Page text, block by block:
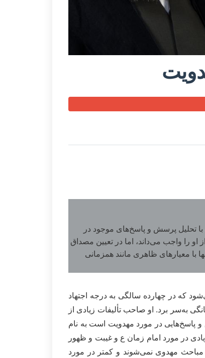
تحلیل پرسش و پاسخ‌های موجود در
را واجب می‌داند، اما در تعیین مصداق
با معیارهای ظاهری مانند همزمانی
که در چهارده سالگی به درجه اجتهاد
به‌سر برد. او صاحب تألیفات زیادی از
پاسخ‌هایی در مورد مهدویت است به نام
در مورد امام زمان ع و غیبت و ظهور
مهدوی نمی‌شوند و کمتر در مورد